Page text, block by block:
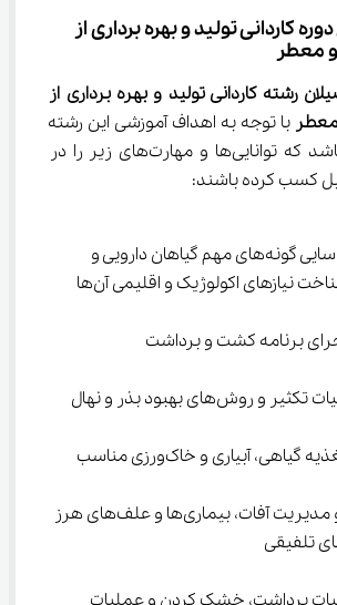
کاردانی تولید و بهره برداری از
و معطر
رشته ﻛﺎردانی ﺗﻮلید و ﺑﻬﺮه ﺑﺮداری از
ﻣﻌﻄﺮ با توجه به اهداف آموزشی این رشته
باید به گونه‌ای باشد که توانایی‌ها و مهارت‌های زیر را در
کسب کرده باشند:
توانایی شناسایی گونه‌های مهم گیاهان دارویی و
نیازهای اکولوژیک و اقلیمی‌ آن‌ها
برنامه کشت و برداشت
و روش‌های بهبود بذر و نهال
آبیاری و خاک‌ورزی مناسب
تشخیص و مدیریت آفات، بیماری‌ها و علف‌های هرز
تلفیقی